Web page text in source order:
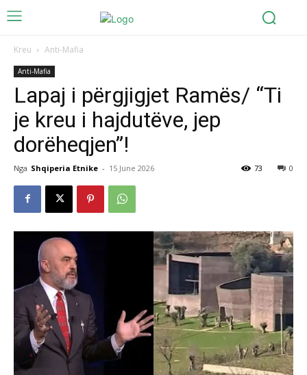
Kreu Anti-Mafia
Anti-Mafia
Lapaj i përgjigjet Ramës/ “Ti
je kreu i hajdutëve, jep
dorëheqjen”!
Nga Shqiperia Etnike - 15 June 2026 0
73